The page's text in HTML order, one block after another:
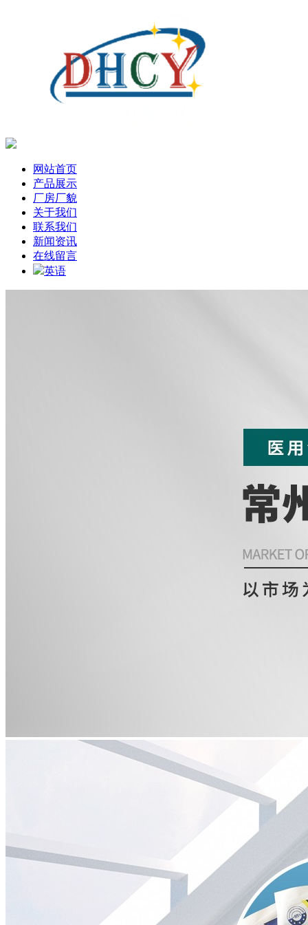
网站首页
产品展示
厂房厂貌
关于我们
联系我们
新闻资讯
在线留言
英语